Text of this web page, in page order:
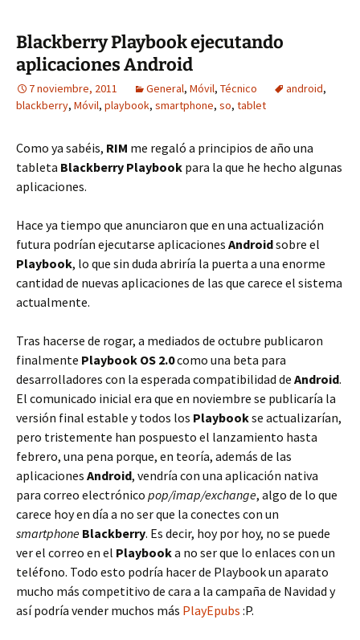
Blackberry Playbook ejecutando
aplicaciones Android
7 noviembre, 2011 General, Móvil, Técnico android,
blackberry, Móvil, playbook, smartphone, so, tablet
Como ya sabéis, RIM me regaló a principios de año una
tableta Blackberry Playbook para la que he hecho algunas
aplicaciones.
Hace ya tiempo que anunciaron que en una actualización
futura podrían ejecutarse aplicaciones Androidsobre el
Playbook, lo que sin duda abriría la puerta a una enorme
cantidad de nuevas aplicaciones de las que carece el sistema
actualmente.
Tras hacerse de rogar, a mediados de octubre publicaron
finalmente Playbook OS 2.0como una beta para
desarrolladores con la esperada compatibilidad de Android.
El comunicado inicial era que en noviembre se publicaría la
versión final estable y todos los Playbookse actualizarían,
pero tristemente han pospuesto el lanzamiento hasta
febrero, una pena porque, en teoría, además de las
aplicaciones Android, vendría con una aplicación nativa
para correo electrónico pop/imap/exchange, algo de lo que
carece hoy en día a no ser que la conectes con un
smartphone Blackberry. Es decir, hoy por hoy, no se puede
ver el correo en el Playbooka no ser que lo enlaces con un
teléfono. Todo esto podría hacer de Playbook un aparato
mucho más competitivo de cara a la campaña de Navidad y
así podría vender muchos más PlayEpubs :P.